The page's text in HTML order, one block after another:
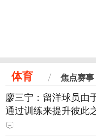
体育 焦点赛事
廖三宁：留洋球员由
通过训练来提升彼此